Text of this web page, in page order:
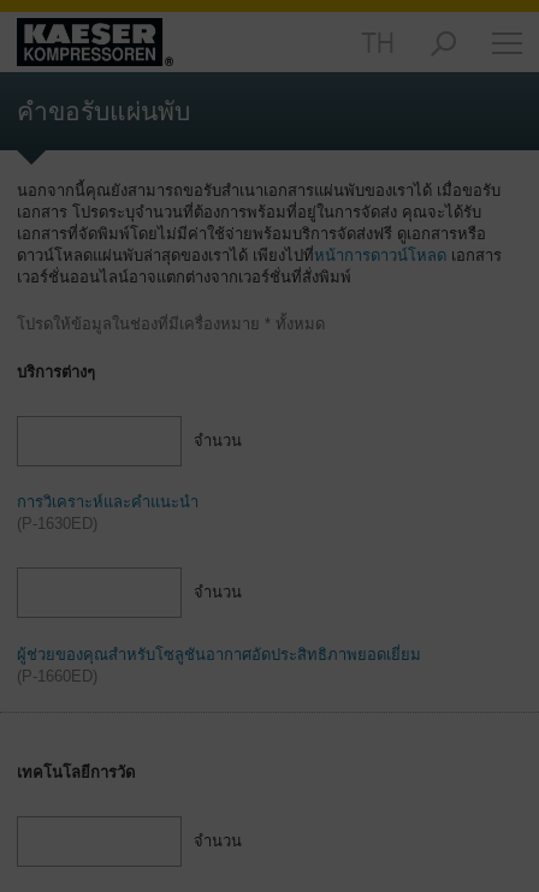
ผลิตภัณฑ์
ข้อมูล
ทั่วไป
โซลูชัน
-
ข้อมูล
ทั่วไป
บริการ
-
-
ข้อมูล
คำขอรับแผ่นพับ
นอกจากนี้คุณยังสามารถขอรับสำเนาเอกสารแผ่นพับของเราได้ เมื่อขอรับ
เอกสาร โปรดระบุจำนวนที่ต้องการพร้อมที่อยู่ในการจัดส่ง คุณจะได้รับ
เอกสารที่จัดพิมพ์โดยไม่มีค่าใช้จ่ายพร้อมบริการจัดส่งฟรี ดูเอกสารหรือ
ดาวน์โหลดแผ่นพับล่าสุดของเราได้ เพียงไปที่หน้าการดาวน์โหลด เอกสาร
เวอร์ชั่นออนไลน์อาจแตกต่างจากเวอร์ชั่นที่สั่งพิมพ์
โปรดให้ข้อมูลในช่องที่มีเครื่องหมาย * ทั้งหมด
บริการต่างๆ
จำนวน
การวิเคราะห์และคำแนะนำ
(P-1630ED)
จำนวน
ผู้ช่วยของคุณสำหรับโซลูชันอากาศอัดประสิทธิภาพยอดเยี่ยม
(P-1660ED)
เทคโนโลยีการวัด
จำนวน